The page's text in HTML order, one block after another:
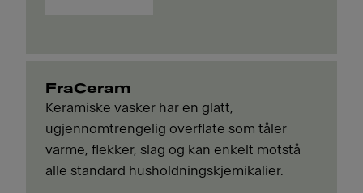
FraCeram
Keramiske vasker har en glatt,
ugjennomtrengelig overflate som tåler
varme, flekker, slag og kan enkelt motstå
alle standard husholdningskjemikalier.